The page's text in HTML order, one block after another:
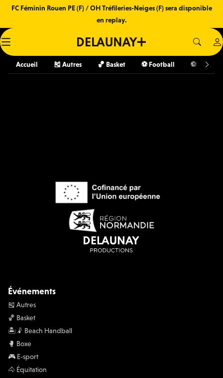
FC Féminin Rouen PE (F) / OH Tréfileries-Neiges (F) sera disponible
en replay.
Accueil 🎽 Autres 🏀 Basket ⚽️ Football ⚽️ Futsal
Événements
🎽 Autres
🏀 Basket
🏝️🤾 Beach Handball
🥊 Boxe
🎮 E-sport
🐴 Équitation